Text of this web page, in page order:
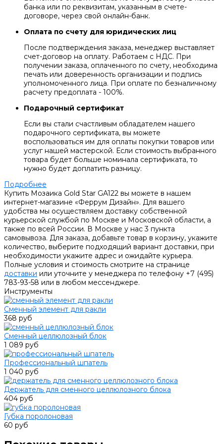
банка или по реквизитам, указанным в счете-
договоре, через свой онлайн-банк.
Оплата по счету для юридических лиц
После подтверждения заказа, менеджер выставляет
счет-договор на оплату. Работаем с НДС. При
получении заказа, оплаченного по счету, необходима
печать или доверенность организации и подпись
уполномоченного лица. При оплате по безналичному
расчету предоплата - 100%.
Подарочный сертификат
Если вы стали счастливым обладателем нашего
подарочного сертификата, вы можете
воспользоваться им для оплаты покупки товаров или
услуг нашей мастерской. Если стоимость выбранного
товара будет больше номинала сертификата, то
нужно будет доплатить разницу.
Подробнее
Купить Мозаика Gold Star GA122 вы можете в нашем
интернет-магазине «Феррум Дизайн». Для вашего
удобства мы осуществляем доставку собственной
курьерской службой по Москве и Московской области, а
также по всей России. В Москве у нас 3 пункта
самовывоза. Для заказа, добавьте товар в корзину, укажите
количество, выберите подходящий вариант доставки, при
необходимости укажите адрес и ожидайте курьера.
Полные условия и стоимость смотрите на странице
доставки или уточните у менеджера по телефону +7 (495)
783-93-58 или в любом мессенджере.
Инструменты
Сменный элемент для ракли
368 руб
Сменный целлюлозный блок
1 089 руб
Профессиональный шпатель
1 040 руб
Держатель для сменного целлюлозного блока
404 руб
Губка поролоновая
60 руб